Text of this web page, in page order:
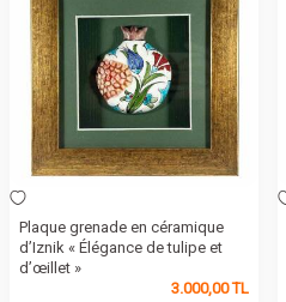
Plaque grenade en céramique
d’Iznik « Élégance de tulipe et
d’œillet »
3.000,00TL